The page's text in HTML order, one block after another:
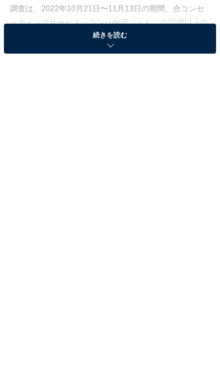
調査は、2022年10月21日〜11月13日の期間、合コンセ
ッティングサービス「コンパde恋ぷらん」の20歳以上の
独身男女会員を対象に、インターネット上で実施（有効
回答数：4036件）。今回は、「合コンしたい男性
続きを読む